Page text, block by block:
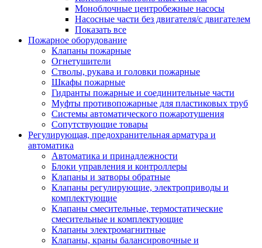
Моноблочные центробежные насосы
Насосные части без двигателя/с двигателем
Показать все
Пожарное оборудование
Клапаны пожарные
Огнетушители
Стволы, рукава и головки пожарные
Шкафы пожарные
Гидранты пожарные и соединительные части
Муфты противопожарные для пластиковых труб
Системы автоматического пожаротушения
Сопутствующие товары
Регулирующая, предохранительная арматура и
автоматика
Автоматика и принадлежности
Блоки управления и контроллеры
Клапаны и затворы обратные
Клапаны регулирующие, электроприводы и
комплектующие
Клапаны смесительные, термостатические
смесительные и комплектующие
Клапаны электромагнитные
Клапаны, краны балансировочные и